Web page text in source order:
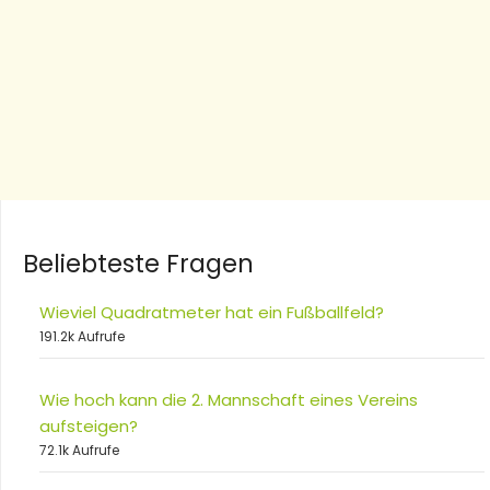
Beliebteste Fragen
Wieviel Quadratmeter hat ein Fußballfeld?
191.2k Aufrufe
Wie hoch kann die 2. Mannschaft eines Vereins
aufsteigen?
72.1k Aufrufe